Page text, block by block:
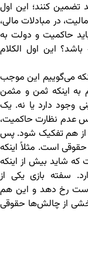
تضمین کنند؛ این اول
در مبادلات مالی،
حاکمیت و دولت به
این اول الکلام
می‌گوییم این موجب
به اینکه ثمن و مثمن
وجود دارد یا نه. یک
عدم نظارت حاکمیت،
از هم تفکیک شود. پس
است. مثلاً اینکه
که شاید بیش از اینکه
سفته بازی یکی از
رخ دهد و این هم
از چالش‌ها حقوقی